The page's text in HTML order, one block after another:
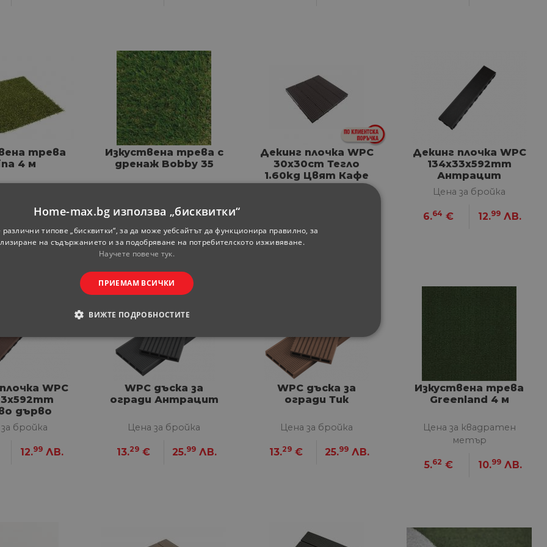
трева
4 м
19. ЛВ.
Изкуствена трева с
дренаж Bobby 35
метър
13. € 26.99 ЛВ.
Декинг плочка WPC
30х30cm Тегло
1.60kg Цвят Кафе
Декинг плочка WPC
134х33x592mm
Антрацит
Цена за бройка
6.64 € 12.99 ЛВ.
WPC
дърво
бройка
12.99 ЛВ.
WPC дъска за
огради Антрацит
Цена за бройка
13.29 € 25.99 ЛВ.
WPC дъска за
огради Тик
Цена за бройка
13.29 € 25.99 ЛВ.
Изкуствена трева
Greenland 4 м
Цена за квадратен
метър
5.62 € 10.99 ЛВ.
Home-max.bg използва „бисквитки“
типове „бисквитки“, за да може уебсайтът да функционира правилно, за
на съдържанието и за подобряване на потребителското изживяване.
Научете повече тук.
ПРИЕМАМ ВСИЧКИ
ВИЖТЕ ПОДРОБНОСТИТЕ
СТАТИСТИЧЕСКИ МАРКЕТИНГOВИ ФУНКЦИОНАЛНИ
Маркетингoви Функционални Некласифицирани
позволяват основната функционалност на уебсайта, като потребителско влизане и управление на